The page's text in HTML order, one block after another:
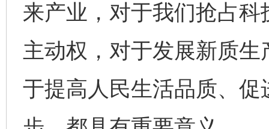
来产业，对于我们抢占
主动权，对于发展新质
于提高人民生活品质、